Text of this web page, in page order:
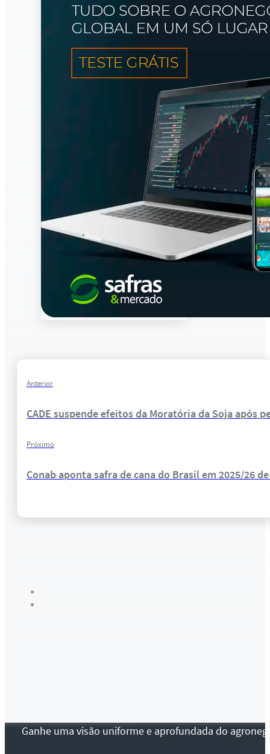
Anterior
CADE suspende efeitos da Moratória da Soja após
Próximo
Conab aponta safra de cana do Brasil em 2025/26
Ganhe uma visão uniforme e aprofundada do